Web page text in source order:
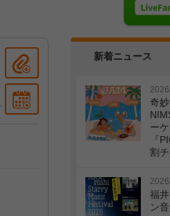
新着ニュース
奇
ー
『
割
福
ン